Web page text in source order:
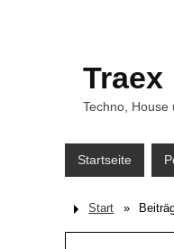
Traex
Techno, House
Startseite
Start »